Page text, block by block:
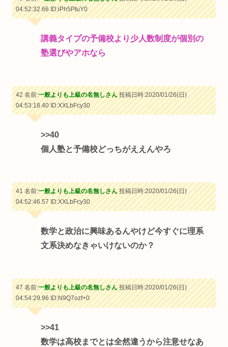
04:52:32.66ID:iPh5PtuY0
講義タイプの予備校より少人数制度が個別の
塾選びやアホなら
42 名前:一般よりも上級の名無しさん投稿日時:2020/01/26(日)
04:53:18.40ID:XXLbFcy30
>>40
個人塾と予備校どっちがええんやろ
41 名前:一般よりも上級の名無しさん投稿日時:2020/01/26(日)
04:52:46.57ID:XXLbFcy30
数学と政治に興味あるんやけど今すぐに理系
文系決めなきゃいけないのか？
47 名前:一般よりも上級の名無しさん投稿日時:2020/01/26(日)
04:54:29.96ID:N9Q7ozf+0
>>41
数学は高校までとは全然違うから注意せなあ